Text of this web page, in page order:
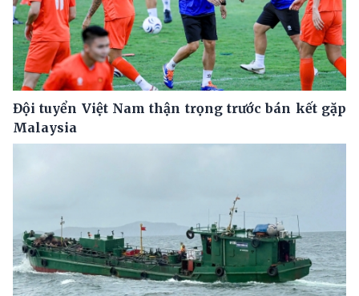
Đội tuyển Việt Nam thận trọng trước bán kết gặp
Malaysia